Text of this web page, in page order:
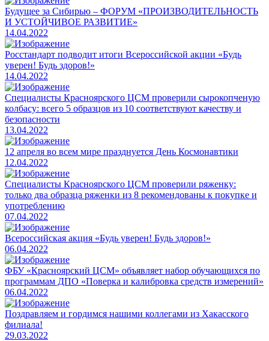
​Будущее за Сибирью – ФОРУМ «ПРОИЗВОДИТЕЛЬНОСТЬ
И УСТОЙЧИВОЕ РАЗВИТИЕ»
14.04.2022
Росстандарт подводит итоги Всероссийской акции «Будь
уверен! Будь здоров!»
14.04.2022
Специалисты Красноярского ЦСМ проверили сырокопченую
колбасу: всего 5 образцов из 10 соответствуют качеству и
безопасности
13.04.2022
12 апреля во всем мире празднуется День Космонавтики
12.04.2022
Специалисты Красноярского ЦСМ проверили ряженку:
только два образца ряженки из 8 рекомендованы к покупке и
употреблению
07.04.2022
​Всероссийская акция «Будь уверен! Будь здоров!»
06.04.2022
ФБУ «Красноярский ЦСМ» объявляет набор обучающихся по
программам ДПО «Поверка и калибровка средств измерений»
06.04.2022
Поздравляем и гордимся нашими коллегами из Хакасского
филиала!
29.03.2022